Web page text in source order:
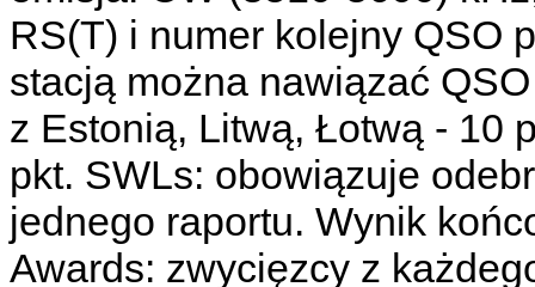
RS(T) i numer kolejny QSO
stacją można nawiązać
z Estonią, Litwą, Łotwą - 10
pkt. SWLs: obowiązuje
jednego raportu. Wynik
Awards: zwycięzcy z